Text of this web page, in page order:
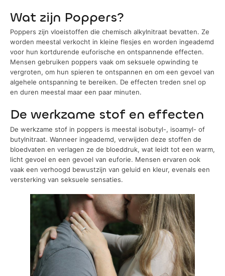
Wat zijn Poppers?
Poppers zijn vloeistoffen die chemisch alkylnitraat bevatten. Ze
worden meestal verkocht in kleine flesjes en worden ingeademd
voor hun kortdurende euforische en ontspannende effecten.
Mensen gebruiken poppers vaak om seksuele opwinding te
vergroten, om hun spieren te ontspannen en om een gevoel van
algehele ontspanning te bereiken. De effecten treden snel op
en duren meestal maar een paar minuten.
De werkzame stof en effecten
De werkzame stof in poppers is meestal isobutyl-, isoamyl- of
butylnitraat. Wanneer ingeademd, verwijden deze stoffen de
bloedvaten en verlagen ze de bloeddruk, wat leidt tot een warm,
licht gevoel en een gevoel van euforie. Mensen ervaren ook
vaak een verhoogd bewustzijn van geluid en kleur, evenals een
versterking van seksuele sensaties.